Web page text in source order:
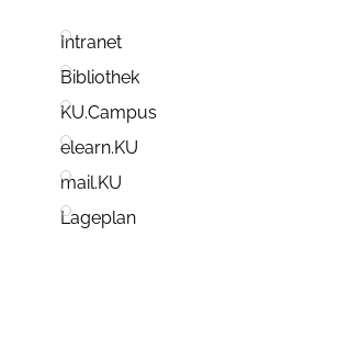
Intranet
Bibliothek
KU.Campus
elearn.KU
mail.KU
Lageplan